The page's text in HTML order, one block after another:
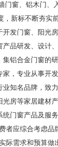
门窗、铝木门
新标不断夯实
发门窗、阳光
品研发、设计
铝合金门窗的
，专业从事开
知名品牌，致
房等家居建材
门窗产品及服
综合考虑品
际需求和预算做